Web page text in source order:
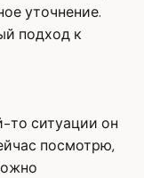
уточнение.
подход к
то ситуации он
посмотрю,